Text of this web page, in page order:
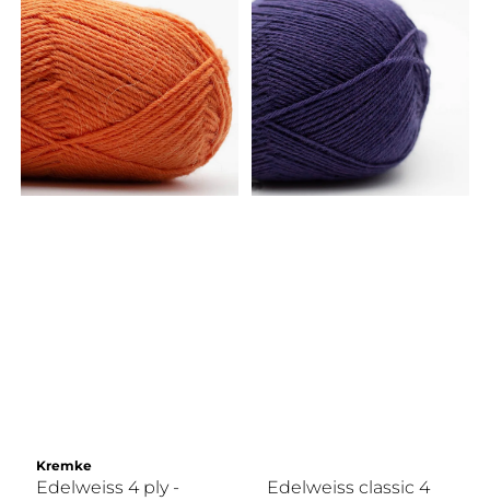
Kremke
Edelweiss 4 ply -
Edelweiss classic 4